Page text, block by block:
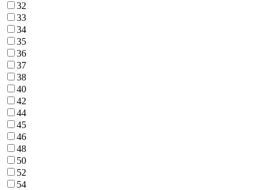
32
33
34
35
36
37
38
40
42
44
45
46
48
50
52
54